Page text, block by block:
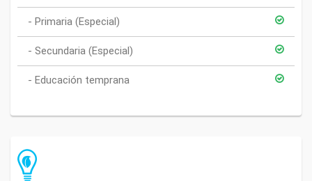
Primaria (Especial)
Secundaria (Especial)
Educación temprana